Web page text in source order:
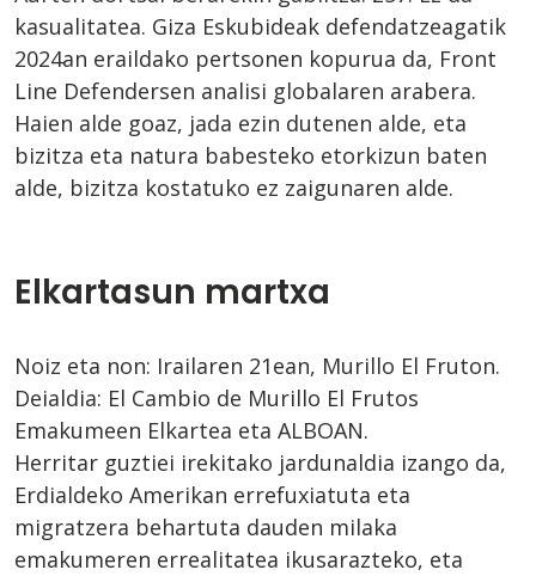
kasualitatea. Giza Eskubideak defendatzeagatik
2024an eraildako pertsonen kopurua da, Front
Line Defendersen analisi globalaren arabera.
Haien alde goaz, jada ezin dutenen alde, eta
bizitza eta natura babesteko etorkizun baten
alde, bizitza kostatuko ez zaigunaren alde.
Elkartasun martxa
Noiz eta non: Irailaren 21ean, Murillo El Fruton.
Deialdia: El Cambio de Murillo El Frutos
Emakumeen Elkartea eta ALBOAN.
Herritar guztiei irekitako jardunaldia izango da,
Erdialdeko Amerikan errefuxiatuta eta
migratzera behartuta dauden milaka
emakumeren errealitatea ikusarazteko, eta